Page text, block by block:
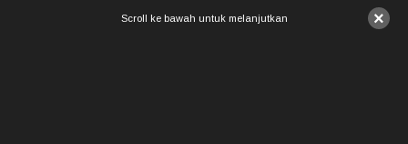
×
Scroll ke bawah untuk melanjutkan